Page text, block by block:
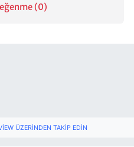
(0)
ÜZERINDEN TAKIP EDIN